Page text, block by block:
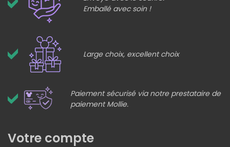
Emballé avec soin !
Large choix, excellent choix
Paiement sécurisé via notre prestataire de
paiement Mollie.
Votre compte